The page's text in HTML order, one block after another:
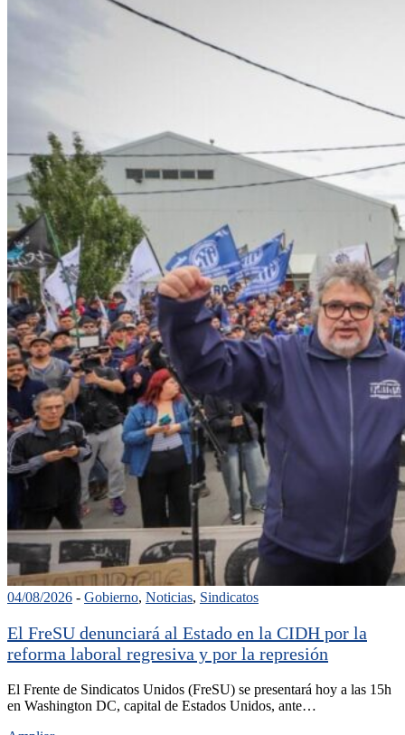
04/08/2026 - Gobierno, Noticias, Sindicatos
El FreSU denunciará al Estado en la CIDH por la
reforma laboral regresiva y por la represión
El Frente de Sindicatos Unidos (FreSU) se presentará hoy a las 15h
en Washington DC, capital de Estados Unidos, ante…